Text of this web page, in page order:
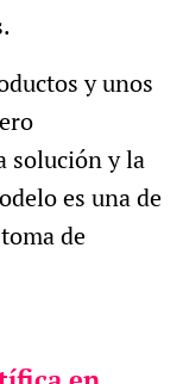
y unos
solución y la
es una de
de